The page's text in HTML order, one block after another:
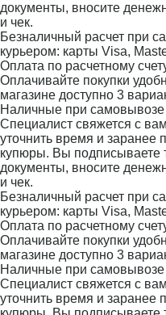
документы, вносите
и чек.
Безналичный расчет при
курьером: карты Visa,
Оплата по расчетному
Оплачивайте покупки
магазине доступно 3
Наличные при самовывозе
Специалист свяжется с
уточнить время и заранее
купюры. Вы подписываете
документы, вносите
и чек.
Безналичный расчет при
курьером: карты Visa,
Оплата по расчетному
Оплачивайте покупки
магазине доступно 3
Наличные при самовывозе
Специалист свяжется с
уточнить время и заранее